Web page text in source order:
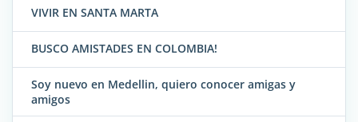
VIVIR EN SANTA MARTA
BUSCO AMISTADES EN COLOMBIA!
Soy nuevo en Medellin, quiero conocer amigas y
amigos